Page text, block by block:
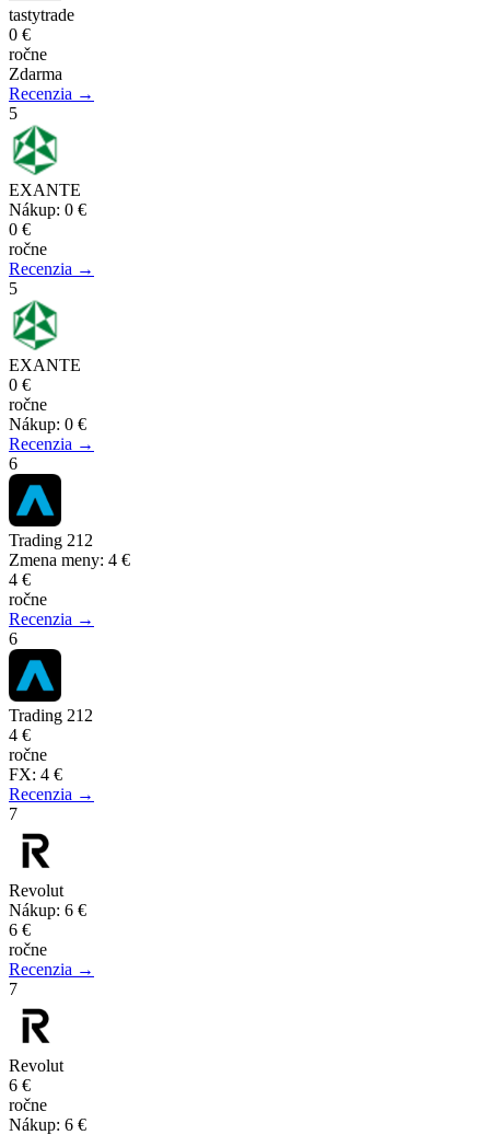
tastytrade
0 €
ročne
Zdarma
Recenzia →
5
EXANTE
Nákup: 0 €
0 €
ročne
Recenzia →
5
EXANTE
0 €
ročne
Nákup: 0 €
Recenzia →
6
Trading 212
Zmena meny: 4 €
4 €
ročne
Recenzia →
6
Trading 212
4 €
ročne
FX: 4 €
Recenzia →
7
Revolut
Nákup: 6 €
6 €
ročne
Recenzia →
7
Revolut
6 €
ročne
Nákup: 6 €